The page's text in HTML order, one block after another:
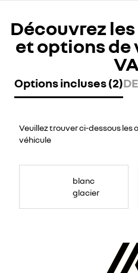
Découvrez
et options de
Options incluses (2)
Veuillez trouver ci-dessous les
véhicule
blanc
glacier